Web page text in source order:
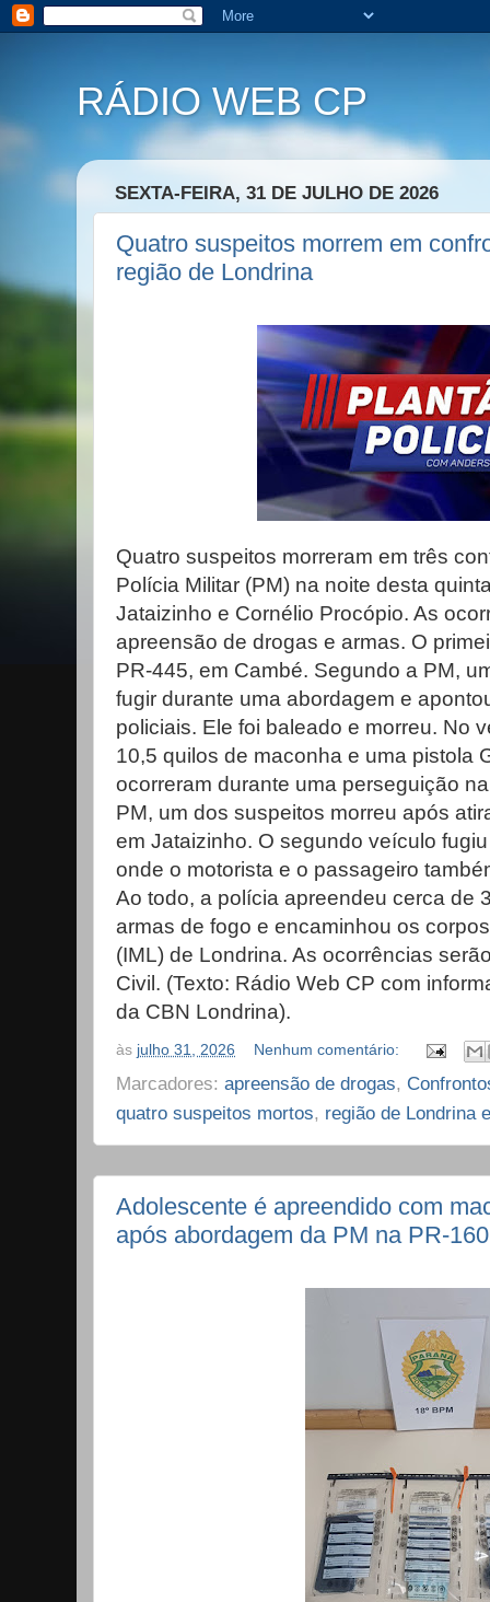
RÁDIO WEB CP
SEXTA-FEIRA, 31 DE JULHO DE 2026
Quatro suspeitos morrem em
região de Londrina
Quatro suspeitos morreram em três
Polícia Militar (PM) na noite desta
Jataizinho e Cornélio Procópio. As
apreensão de drogas e armas. O
PR-445, em Cambé. Segundo a PM,
fugir durante uma abordagem e
policiais. Ele foi baleado e morreu. No
10,5 quilos de maconha e uma pistola
ocorreram durante uma perseguição
PM, um dos suspeitos morreu após
em Jataizinho. O segundo veículo
onde o motorista e o passageiro
Ao todo, a polícia apreendeu cerca de
armas de fogo e encaminhou os
(IML) de Londrina. As ocorrências
Civil. (Texto: Rádio Web CP com
da CBN Londrina).
às julho 31, 2026 Nenhum comentário:
Marcadores: apreensão de drogas,
quatro suspeitos mortos, região de Londrina
Adolescente é apreendido com
após abordagem da PM na PR-